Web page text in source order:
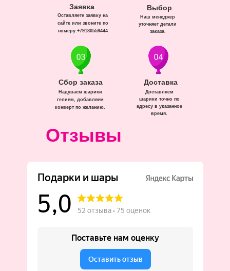
Доставка
Доставляем
шарики точно по
адресу в указанное
время.
Сбор заказа
Надуваем шарики
гелием, добавляем
конверт по желанию.
Заявка
Оставляете заявку на
сайте или звоните по
номеру:+79180559444
Выбор
Наш менеджер
уточняет детали
заказа.
Отзывы